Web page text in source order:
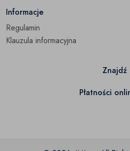
Informacje
Regulamin
Klauzula informacyjna
Znajdź
Płatności